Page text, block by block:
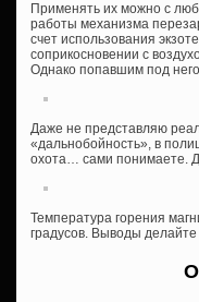
Применять их можно с
работы механизма
счет использования
соприкосновении с
Однако попавшим под
Даже не представляю
«дальнобойность», в
охота… сами понимаете.
Температура горения
градусов. Выводы